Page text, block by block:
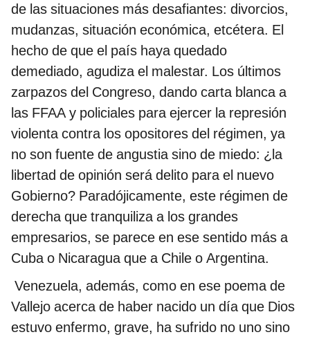
de las situaciones más desafiantes: divorcios,
mudanzas, situación económica, etcétera. El
hecho de que el país haya quedado
demediado, agudiza el malestar. Los últimos
zarpazos del Congreso, dando carta blanca a
las FFAA y policiales para ejercer la represión
violenta contra los opositores del régimen, ya
no son fuente de angustia sino de miedo: ¿la
libertad de opinión será delito para el nuevo
Gobierno? Paradójicamente, este régimen de
derecha que tranquiliza a los grandes
empresarios, se parece en ese sentido más a
Cuba o Nicaragua que a Chile o Argentina.
Venezuela, además, como en ese poema de
Vallejo acerca de haber nacido un día que Dios
estuvo enfermo, grave, ha sufrido no uno sino